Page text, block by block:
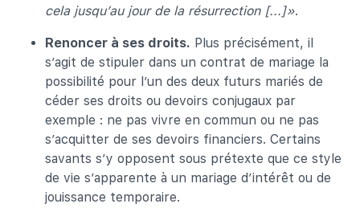
cela jusqu’au jour de la résurrection [...]».
Renoncer à ses droits. Plus précisément, il
s’agit de stipuler dans un contrat de mariage la
possibilité pour l’un des deux futurs mariés de
céder ses droits ou devoirs conjugaux par
exemple : ne pas vivre en commun ou ne pas
s’acquitter de ses devoirs financiers. Certains
savants s’y opposent sous prétexte que ce style
de vie s’apparente à un mariage d’intérêt ou de
jouissance temporaire.